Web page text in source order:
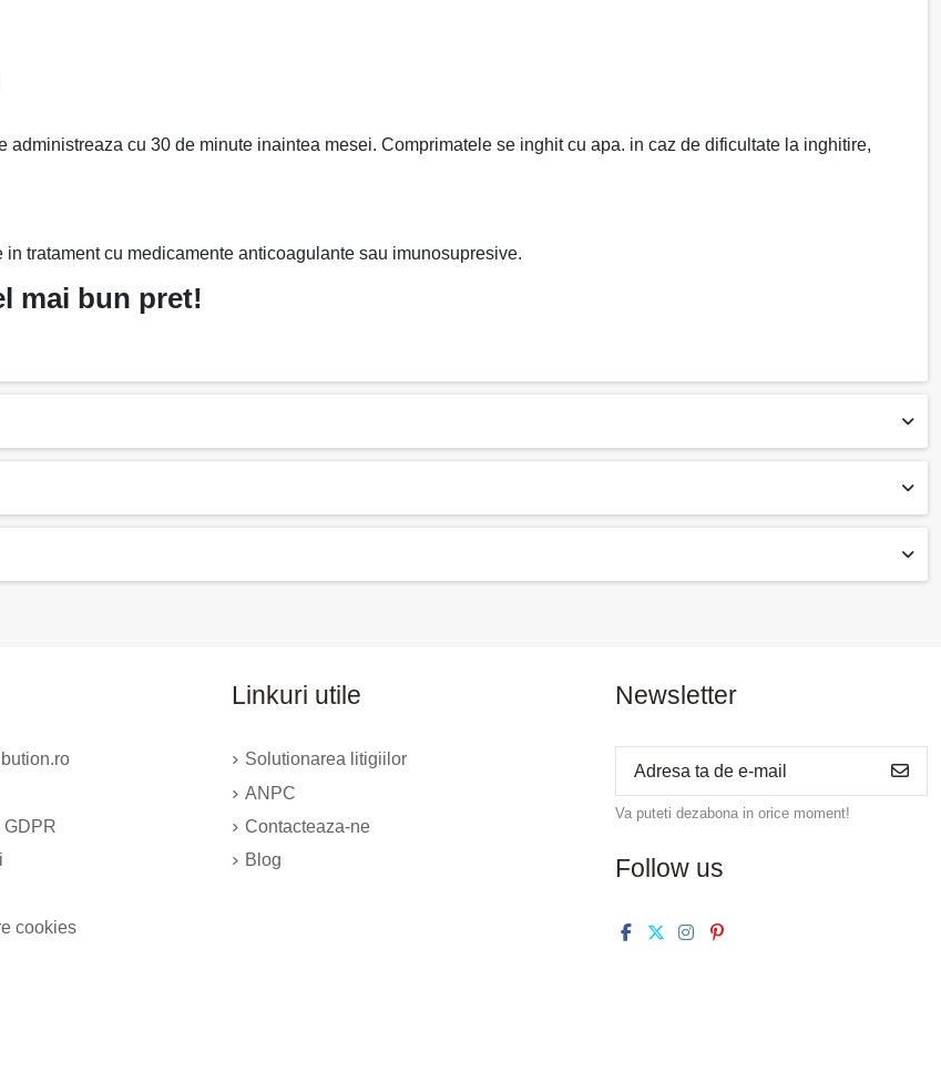
administreaza cu 30 de minute inaintea mesei. Comprimatele se inghit cu apa. in caz de dificultate la inghitire,
tratament cu medicamente anticoagulante sau imunosupresive.
mai bun pret!
GDPR
cookies
Linkuri utile
Solutionarea litigiilor
ANPC
Contacteaza-ne
Blog
Newsletter
Va puteti dezabona in orice moment!
Follow us